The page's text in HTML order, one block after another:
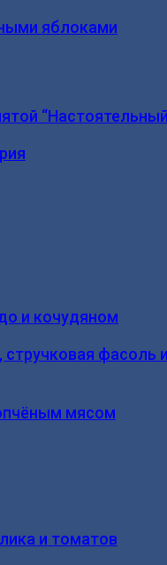
яблоками
и кочудяном
фасоль
мясом
и томатов